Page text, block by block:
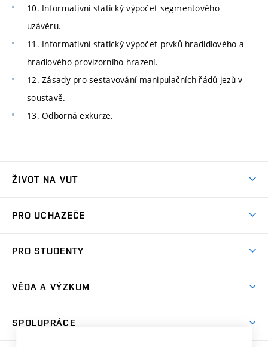
10. Informativní statický výpočet segmentového
uzávěru.
11. Informativní statický výpočet prvků hradidlového a
hradlového provizorního hrazení.
12. Zásady pro sestavování manipulačních řádů jezů v
soustavě.
13. Odborná exkurze.
ŽIVOT NA VUT
Koleje
Sport na VUT
Brno
PRO UCHAZEČE
Dny otevřených dveří
Celoživotní vzdělávání
PRO STUDENTY
Harmonogram akademického roku
Závěrečné práce
Zpracování osobních údajů studentů
Sociální bezpečí
Studium bez bariér
VĚDA A VÝZKUM
SPOLUPRÁCE